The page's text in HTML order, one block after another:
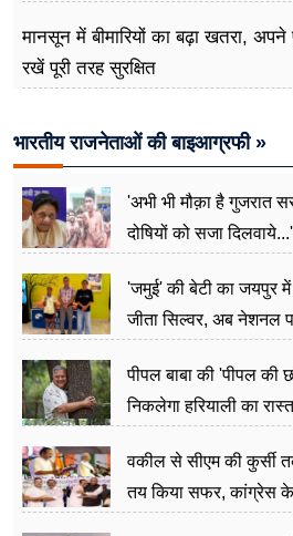
मानसून में बीमारियों का बढ़ा खतरा,
रखें पूरी तरह सुरक्षित
भारतीय राजनेताओं की बाइआग्रफी »
'अभी भी मौक़ा है गुजरात
दोषियों को सजा
'जमुई' की बेटी का जयपुर
जीता सिल्वर, अब नेशनल
पीपल बाबा की 'पीपल की
निकलेगा हरियाली का
वकील से सीएम की कुर्सी
तय किया सफर, कांग्रेस के